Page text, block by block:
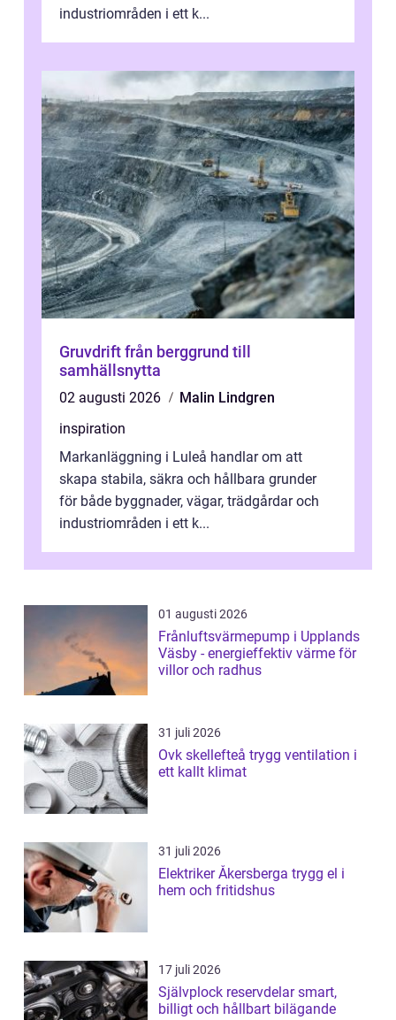
industriområden i ett k...
Gruvdrift från berggrund till
samhällsnytta
02 augusti 2026
Malin Lindgren
inspiration
Markanläggning i Luleå handlar om att
skapa stabila, säkra och hållbara grunder
för både byggnader, vägar, trädgårdar och
industriområden i ett k...
01 augusti 2026
Frånluftsvärmepump i Upplands
Väsby - energieffektiv värme för
villor och radhus
31 juli 2026
Ovk skellefteå trygg ventilation i
ett kallt klimat
31 juli 2026
Elektriker Åkersberga trygg el i
hem och fritidshus
17 juli 2026
Självplock reservdelar smart,
billigt och hållbart bilägande